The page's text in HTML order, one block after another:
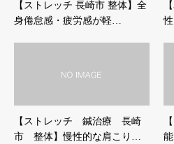
【ストレッチ 長崎市 整体】全
身倦怠感・疲労感が軽…
【ストレッチ 鍼治療 長崎
市 整体】慢性的な肩こり…